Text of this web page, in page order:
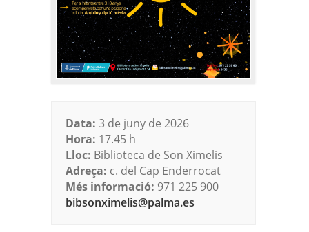
Data: 3 de juny de 2026
Hora: 17.45 h
Lloc: Biblioteca de Son Ximelis
Adreça: c. del Cap Enderrocat
Més informació: 971 225 900
bibsonximelis@palma.es